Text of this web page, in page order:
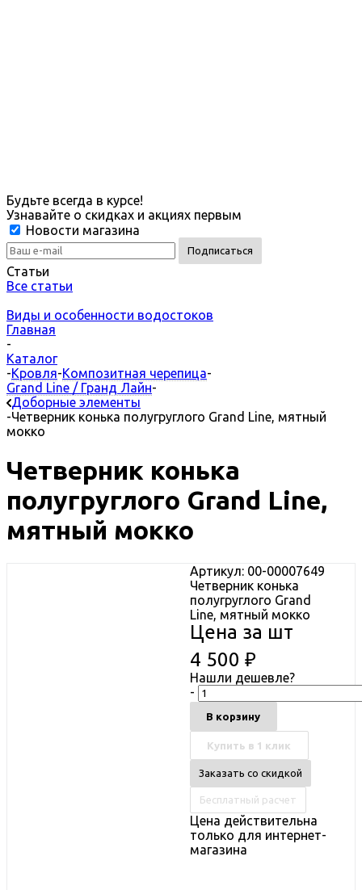
Будьте всегда в курсе!
Узнавайте о скидках и акциях первым
Новости магазина
Статьи
Все статьи
Виды и особенности водостоков
Главная
-
Каталог
-Кровля-Композитная черепица-
Grand Line / Гранд Лайн-
Доборные элементы
-Четверник конька полугруглого Grand Line, мятный
мокко
Четверник конька
полугруглого Grand Line,
мятный мокко
Артикул: 00-00007649
Четверник конька
полугруглого Grand
Line, мятный мокко
Цена за шт
4 500 ₽
Нашли дешевле?
-
В корзину
Купить в 1 клик
Заказать со скидкой
Бесплатный расчет
Цена действительна
только для интернет-
магазина